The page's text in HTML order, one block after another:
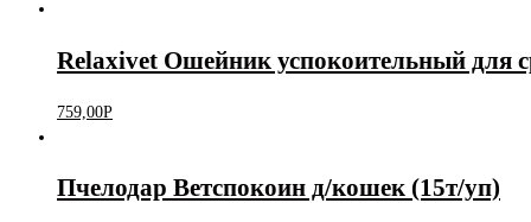
Relaxivet Ошейник успокоительный для
759,00Р
Пчелодар Ветспокоин д/кошек (15т/уп)